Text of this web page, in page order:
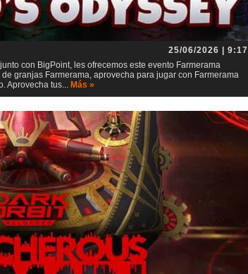
25/06/2026 | 9:17
con BigPoint, les ofrecemos este evento Farmerama
granjas Farmerama, aprovecha para jugar con Farmerama
Aprovecha tus... Más »